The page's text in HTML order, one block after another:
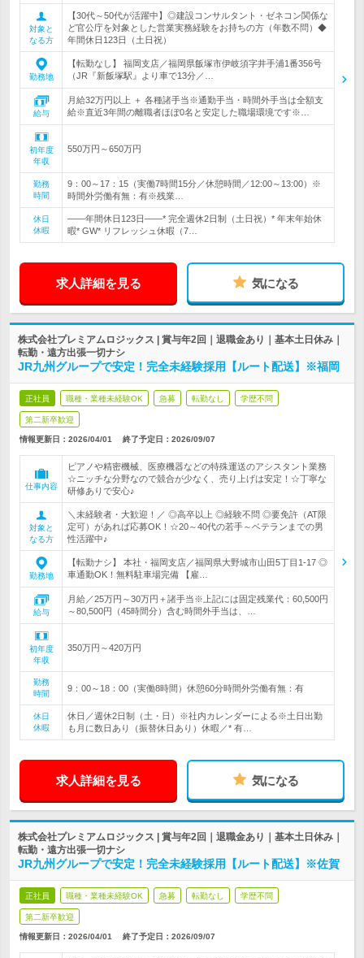
対象と
なる方
【30代～50代が活躍中】◎建設コンサルタント・ゼネコン関係な
ど官公庁を対象とした営業実務経験をお持ちの方（年数不問）◆
年間休日123日（土日祝）
勤務地
【転勤なし】 福岡支店／福岡県飯塚市伊岐須字井手浦1番356号
（JR『新飯塚駅』より車で13分／…
給与
月給32万円以上 ＋ 各種諸手当※通勤手当・時間外手当は全額支
給※直近3年間の離職者ほぼ0名と安定した職場環境です※…
初年度
年収
550万円～650万円
勤務
時間
9：00～17：15（実働7時間15分／休憩時間／12:00～13:00）※
時間外労働有無：有※残業…
休日
休暇
――年間休日123日――* 完全週休2日制（土日祝）* 年末年始休
暇* GW* リフレッシュ休暇（7…
求人詳細を見る 気になる
株式会社プレミアムロジックス | 賞与年2回｜退職金あり｜基本土日休み｜
転勤・遠方出張一切ナシ
JR九州グループで安定！完全未経験採用【ルート配送】※福岡
正社員 職種・業種未経験OK 急募 転勤なし 学歴不問
第二新卒歓迎
情報更新日：2026/04/01 終了予定日： 2026/09/07
仕事内容
ピアノや精密機械、医療機器などの特殊運送のアシスタント業務
☆ニッチな分野なので競合が少なく、売り上げは安定！☆丁寧な
研修ありで安心♪
対象と
なる方
＼未経験者・大歓迎！／ ◎高卒以上 ◎経験不問 ◎要免許（AT限
定可）があれば応募OK！☆20～40代の若手～ベテランまでの男
性活躍中♪
勤務地
【転勤ナシ】 本社・福岡支店／福岡県大野城市山田5丁目1-17 ◎
車通勤OK！無料駐車場完備 【雇…
給与
月給／25万円～30万円＋諸手当※上記には固定残業代：60,500円
～80,500円（45時間分）含む時間外手当は、…
初年度
年収
350万円～420万円
勤務
時間
9：00～18：00（実働8時間）休憩60分時間外労働有無：有
休日
休暇
休日／週休2日制（土・日）※社内カレンダーによる※土日出勤
も月に数日あり（振替休日あり）休暇／* 有…
求人詳細を見る 気になる
株式会社プレミアムロジックス | 賞与年2回｜退職金あり｜基本土日休み｜
転勤・遠方出張一切ナシ
JR九州グループで安定！完全未経験採用【ルート配送】※佐賀
正社員 職種・業種未経験OK 急募 転勤なし 学歴不問
第二新卒歓迎
情報更新日：2026/04/01 終了予定日： 2026/09/07